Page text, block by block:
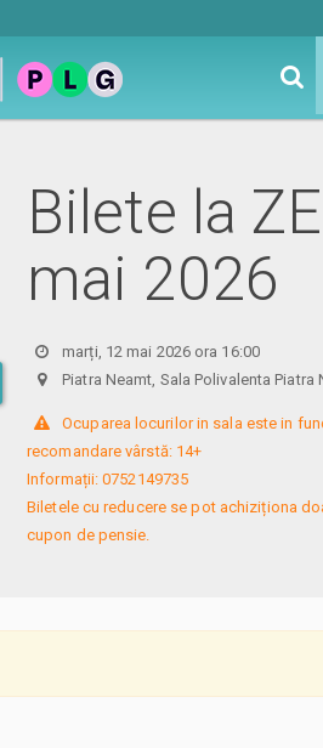
Bilete la
mai 2026
marți, 12 mai 2026 ora 16:00
Piatra Neamt, Sala Polivalenta
Ocuparea locurilor in sala este in
recomandare vârstă: 14+
Informații: 0752149735
Biletele cu reducere se pot achiziționa
cupon de pensie.